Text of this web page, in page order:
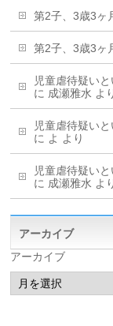
第2子、3歳3ヶ
第2子、3歳3ヶ
児童虐待疑い
に 成瀬雅水 よ
児童虐待疑い
に よ より
児童虐待疑い
に 成瀬雅水 よ
アーカイブ
アーカイブ